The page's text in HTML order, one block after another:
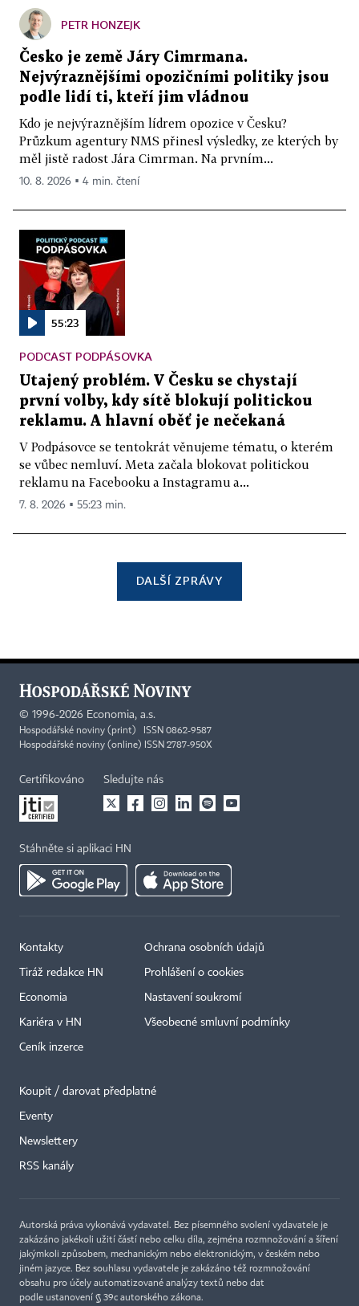
PETR HONZEJK
Česko je země Járy Cimrmana.
Nejvýraznějšími opozičními politiky jsou
podle lidí ti, kteří jim vládnou
Kdo je nejvýraznějším lídrem opozice v Česku?
Průzkum agentury NMS přinesl výsledky, ze kterých by
měl jistě radost Jára Cimrman. Na prvním...
10. 8. 2026 ▪ 4 min. čtení
55:23
PODCAST PODPÁSOVKA
Utajený problém. V Česku se chystají
první volby, kdy sítě blokují politickou
reklamu. A hlavní oběť je nečekaná
V Podpásovce se tentokrát věnujeme tématu, o kterém
se vůbec nemluví. Meta začala blokovat politickou
reklamu na Facebooku a Instagramu a...
7. 8. 2026 ▪ 55:23 min.
DALŠÍ ZPRÁVY
© 1996-2026 Economia, a.s.
Hospodářské noviny (print) ISSN 0862-9587
Hospodářské noviny (online) ISSN 2787-950X
Certifikováno Sledujte nás
Stáhněte si aplikaci HN
Kontakty
Tiráž redakce HN
Economia
Kariéra v HN
Ceník inzerce
Ochrana osobních údajů
Prohlášení o cookies
Nastavení soukromí
Všeobecné smluvní podmínky
Koupit / darovat předplatné
Eventy
Newslettery
RSS kanály
Autorská práva vykonává vydavatel. Bez písemného svolení vydavatele je
zakázáno jakékoli užití částí nebo celku díla, zejména rozmnožování a šíření
jakýmkoli způsobem, mechanickým nebo elektronickým, v českém nebo
jiném jazyce. Bez souhlasu vydavatele je zakázáno též rozmnožování
obsahu pro účely automatizované analýzy textů nebo dat
podle ustanovení § 39c autorského zákona.